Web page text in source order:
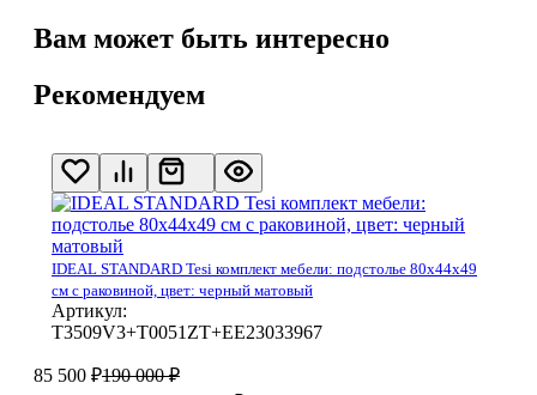
Вам может быть интересно
Рекомендуем
IDEAL STANDARD Tesi комплект мебели: подстолье 80x44x49
см с раковиной, цвет: черный матовый
Артикул:
T3509V3+T0051ZT+EE23033967
85 500 ₽190 000 ₽